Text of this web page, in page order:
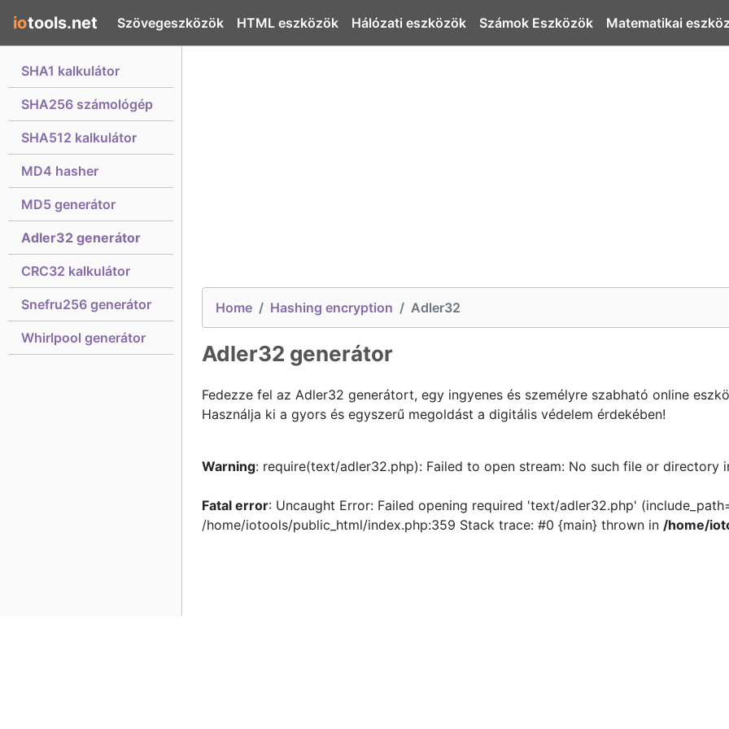
iotools.net Szövegeszközök HTML eszközök Hálózati eszközök Számok Eszközök Matematikai
SHA1 kalkulátor
SHA256 számológép
SHA512 kalkulátor
MD4 hasher
MD5 generátor
Adler32 generátor
CRC32 kalkulátor
Snefru256 generátor
Whirlpool generátor
Home Hashing encryption Adler32
Adler32 generátor
Fedezze fel az Adler32 generátort, egy ingyenes és személyre szabható online
Használja ki a gyors és egyszerű megoldást a digitális védelem érdekében!
Warning: require(text/adler32.php): Failed to open stream: No such file or directory
Fatal error: Uncaught Error: Failed opening required 'text/adler32.php'
/home/iotools/public_html/index.php:359 Stack trace: #0 {main} thrown in /home/